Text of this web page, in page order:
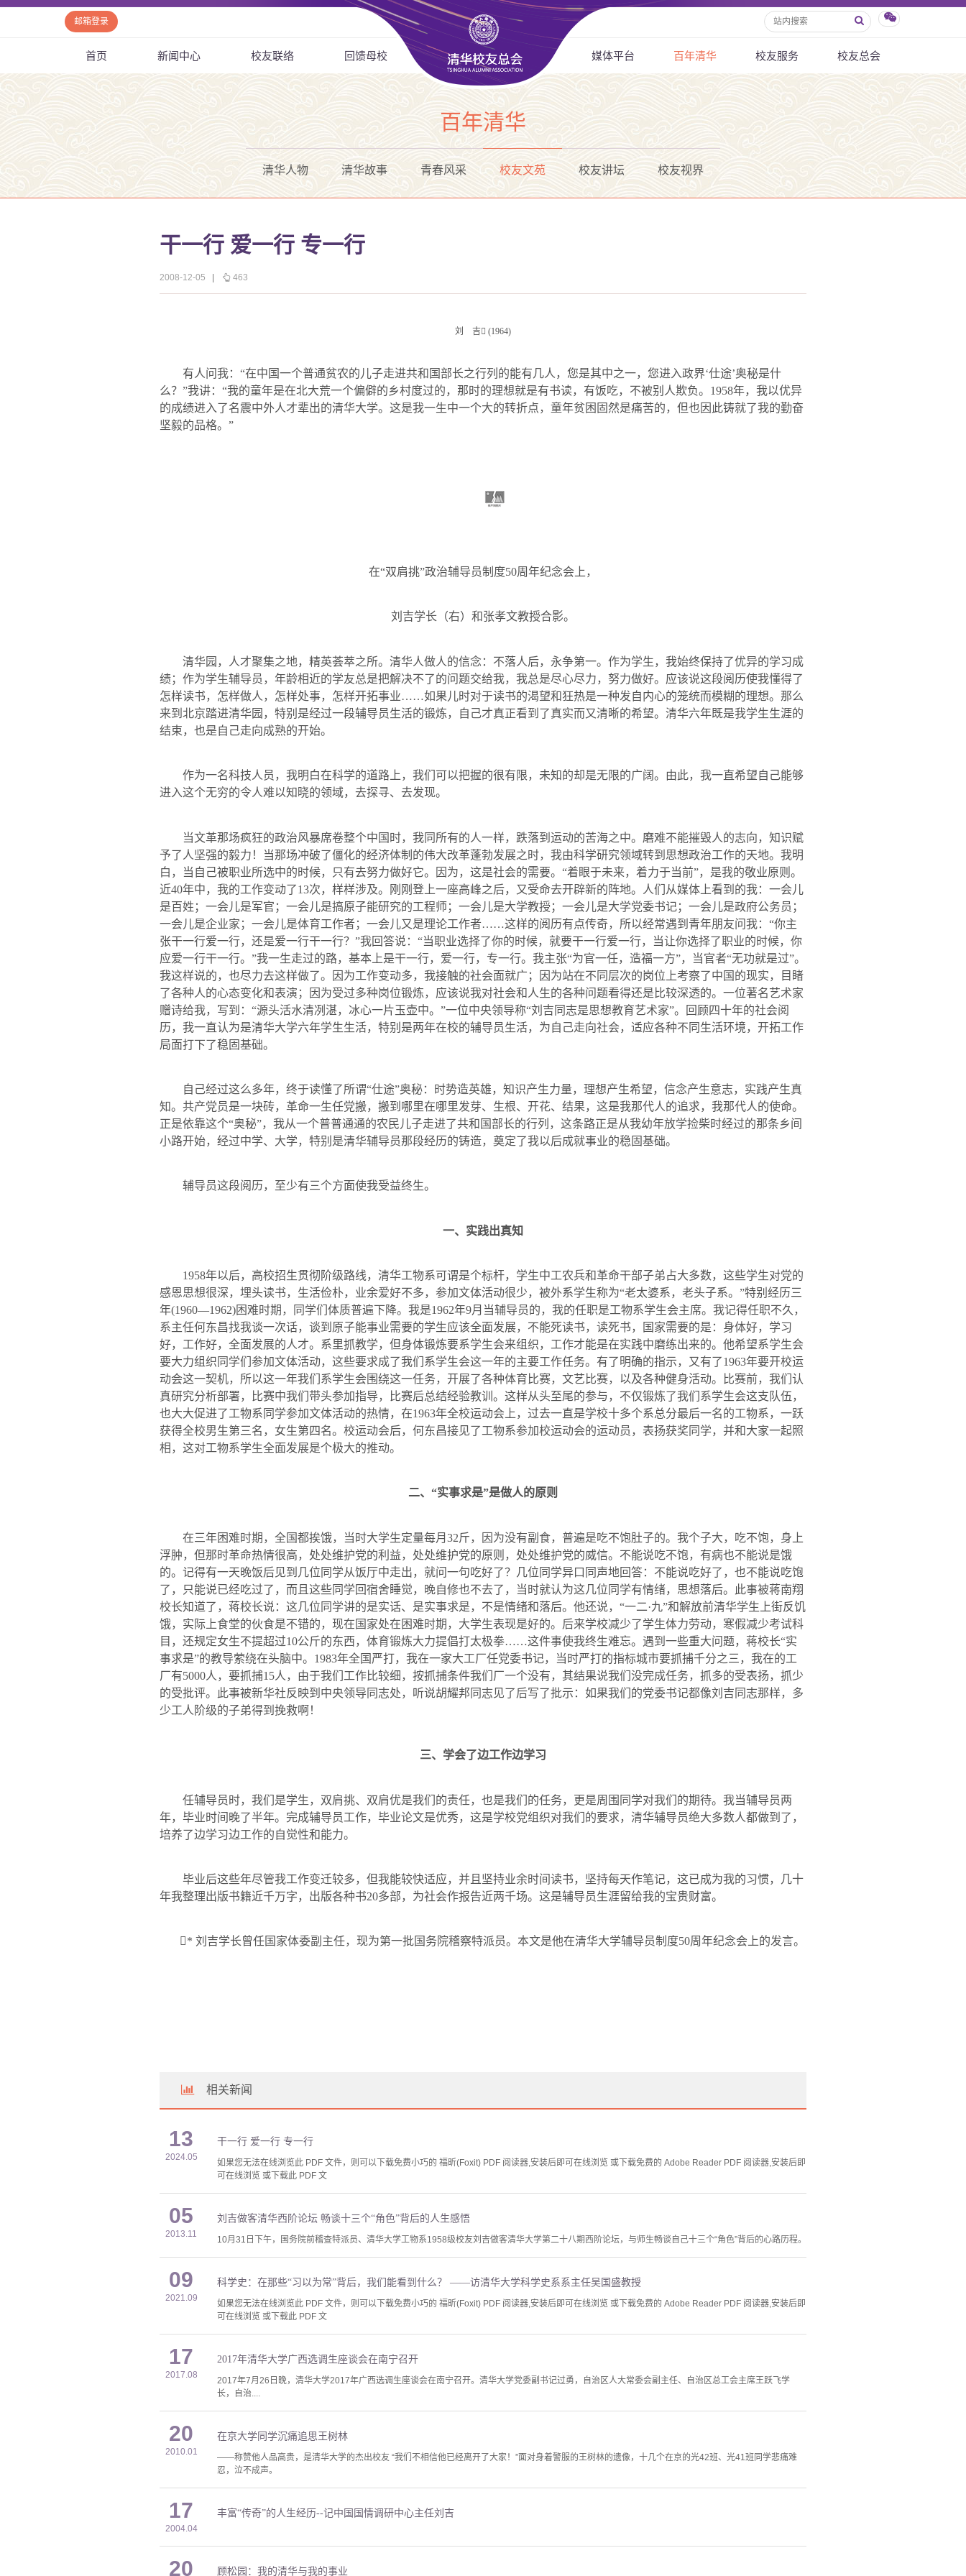
邮箱登录
首页 新闻中心 校友联络 回馈母校 媒体平台 百年清华 校友服务 校友总会
百年清华
清华人物 清华故事 青春风采 校友文苑 校友讲坛 校友视界
干一行 爱一行 专一行
2008-12-05 463
刘 吉 (1964)
有人问我：“在中国一个普通贫农的儿子走进共和国部长之行列的能有几人，您是其中之一，您进入政界‘仕途’奥秘是什
么？”我讲：“我的童年是在北大荒一个偏僻的乡村度过的，那时的理想就是有书读，有饭吃，不被别人欺负。 1958年，我以优异
的成绩进入了名震中外人才辈出的清华大学。这是我一生中一个大的转折点，童年贫困固然是痛苦的，但也因此铸就了我的勤奋
坚毅的品格。”
在“双肩挑”政治辅导员制度50周年纪念会上，
刘吉学长（右）和张孝文教授合影。
清华园，人才聚集之地，精英荟萃之所。清华人做人的信念：不落人后，永争第一。作为学生，我始终保持了优异的学习成
绩；作为学生辅导员，年龄相近的学友总是把解决不了的问题交给我，我总是尽心尽力，努力做好。应该说这段阅历使我懂得了
怎样读书，怎样做人，怎样处事，怎样开拓事业……如果儿时对于读书的渴望和狂热是一种发自内心的笼统而模糊的理想。那么
来到北京踏进清华园，特别是经过一段辅导员生活的锻炼，自己才真正看到了真实而又清晰的希望。清华六年既是我学生生涯的
结束，也是自己走向成熟的开始。
作为一名科技人员，我明白在科学的道路上，我们可以把握的很有限，未知的却是无限的广阔。由此，我一直希望自己能够
进入这个无穷的令人难以知晓的领域，去探寻、去发现。
当文革那场疯狂的政治风暴席卷整个中国时，我同所有的人一样，跌落到运动的苦海之中。磨难不能摧毁人的志向，知识赋
予了人坚强的毅力！当那场冲破了僵化的经济体制的伟大改革蓬勃发展之时，我由科学研究领域转到思想政治工作的天地。我明
白，当自己被职业所选中的时候，只有去努力做好它。因为，这是社会的需要。“着眼于未来，着力于当前”，是我的敬业原则。
近40年中，我的工作变动了13次，样样涉及。刚刚登上一座高峰之后，又受命去开辟新的阵地。人们从媒体上看到的我：一会儿
是百姓；一会儿是军官；一会儿是搞原子能研究的工程师；一会儿是大学教授；一会儿是大学党委书记；一会儿是政府公务员；
一会儿是企业家；一会儿是体育工作者；一会儿又是理论工作者……这样的阅历有点传奇，所以经常遇到青年朋友问我：“你主
张干一行爱一行，还是爱一行干一行？”我回答说：“当职业选择了你的时候，就要干一行爱一行，当让你选择了职业的时候，你
应爱一行干一行。”我一生走过的路，基本上是干一行，爱一行，专一行。我主张“为官一任，造福一方”，当官者“无功就是过”。
我这样说的，也尽力去这样做了。因为工作变动多，我接触的社会面就广；因为站在不同层次的岗位上考察了中国的现实，目睹
了各种人的心态变化和表演；因为受过多种岗位锻炼，应该说我对社会和人生的各种问题看得还是比较深透的。一位著名艺术家
赠诗给我，写到：“源头活水清冽湛，冰心一片玉壶中。”一位中央领导称“刘吉同志是思想教育艺术家”。回顾四十年的社会阅
历，我一直认为是清华大学六年学生生活，特别是两年在校的辅导员生活，为自己走向社会，适应各种不同生活环境，开拓工作
局面打下了稳固基础。
自己经过这么多年，终于读懂了所谓“仕途”奥秘：时势造英雄，知识产生力量，理想产生希望，信念产生意志，实践产生真
知。共产党员是一块砖，革命一生任党搬，搬到哪里在哪里发芽、生根、开花、结果，这是我那代人的追求，我那代人的使命。
正是依靠这个“奥秘”，我从一个普普通通的农民儿子走进了共和国部长的行列，这条路正是从我幼年放学捡柴时经过的那条乡间
小路开始，经过中学、大学，特别是清华辅导员那段经历的铸造，奠定了我以后成就事业的稳固基础。
辅导员这段阅历，至少有三个方面使我受益终生。
一、实践出真知
1958年以后，高校招生贯彻阶级路线，清华工物系可谓是个标杆，学生中工农兵和革命干部子弟占大多数，这些学生对党的
感恩思想很深，埋头读书，生活俭朴，业余爱好不多，参加文体活动很少，被外系学生称为“老太婆系，老头子系。”特别经历三
年(1960—1962)困难时期，同学们体质普遍下降。我是1962年9月当辅导员的，我的任职是工物系学生会主席。我记得任职不久，
系主任何东昌找我谈一次话，谈到原子能事业需要的学生应该全面发展，不能死读书，读死书，国家需要的是：身体好，学习
好，工作好，全面发展的人才。系里抓教学，但身体锻炼要系学生会来组织，工作才能是在实践中磨练出来的。他希望系学生会
要大力组织同学们参加文体活动，这些要求成了我们系学生会这一年的主要工作任务。有了明确的指示，又有了1963年要开校运
动会这一契机，所以这一年我们系学生会围绕这一任务，开展了各种体育比赛，文艺比赛，以及各种健身活动。比赛前，我们认
真研究分析部署，比赛中我们带头参加指导，比赛后总结经验教训。这样从头至尾的参与，不仅锻炼了我们系学生会这支队伍，
也大大促进了工物系同学参加文体活动的热情，在1963年全校运动会上，过去一直是学校十多个系总分最后一名的工物系，一跃
获得全校男生第三名，女生第四名。校运动会后，何东昌接见了工物系参加校运动会的运动员，表扬获奖同学，并和大家一起照
相，这对工物系学生全面发展是个极大的推动。
二、“实事求是”是做人的原则
在三年困难时期，全国都挨饿，当时大学生定量每月 32斤，因为没有副食，普遍是吃不饱肚子的。我个子大，吃不饱，身上
浮肿，但那时革命热情很高，处处维护党的利益，处处维护党的原则，处处维护党的威信。不能说吃不饱，有病也不能说是饿
的。记得有一天晚饭后见到几位同学从饭厅中走出，就问一句吃好了？几位同学异口同声地回答：不能说吃好了，也不能说吃饱
了，只能说已经吃过了，而且这些同学回宿舍睡觉，晚自修也不去了，当时就认为这几位同学有情绪，思想落后。此事被蒋南翔
校长知道了，蒋校长说：这几位同学讲的是实话、是实事求是，不是情绪和落后。他还说，“一二·九”和解放前清华学生上街反饥
饿，实际上食堂的伙食是不错的，现在国家处在困难时期，大学生表现是好的。后来学校减少了学生体力劳动，寒假减少考试科
目，还规定女生不提超过10公斤的东西，体育锻炼大力提倡打太极拳……这件事使我终生难忘。遇到一些重大问题，蒋校长“实
事求是”的教导萦绕在头脑中。 1983年全国严打，我在一家大工厂任党委书记，当时严打的指标城市要抓捕千分之三，我在的工
厂有5000人，要抓捕15人，由于我们工作比较细，按抓捕条件我们厂一个没有，其结果说我们没完成任务，抓多的受表扬，抓少
的受批评。此事被新华社反映到中央领导同志处，听说胡耀邦同志见了后写了批示：如果我们的党委书记都像刘吉同志那样，多
少工人阶级的子弟得到挽救啊！
三、学会了边工作边学习
任辅导员时，我们是学生，双肩挑、双肩优是我们的责任，也是我们的任务，更是周围同学对我们的期待。我当辅导员两
年，毕业时间晚了半年。完成辅导员工作，毕业论文是优秀，这是学校党组织对我们的要求，清华辅导员绝大多数人都做到了，
培养了边学习边工作的自觉性和能力。
毕业后这些年尽管我工作变迁较多，但我能较快适应，并且坚持业余时间读书，坚持每天作笔记，这已成为我的习惯，几十
年我整理出版书籍近千万字，出版各种书20多部，为社会作报告近两千场。这是辅导员生涯留给我的宝贵财富。
* 刘吉学长曾任国家体委副主任，现为第一批国务院稽察特派员。本文是他在清华大学辅导员制度50周年纪念会上的发言。
相关新闻
13
2024.05
干一行 爱一行 专一行
如果您无法在线浏览此 PDF 文件，则可以下载免费小巧的 福昕(Foxit) PDF 阅读器,安装后即可在线浏览 或下载免费的 Adobe Reader PDF 阅读器,安装后即
可在线浏览 或下载此 PDF 文
05
2013.11
刘吉做客清华西阶论坛 畅谈十三个“角色”背后的人生感悟
10月31日下午，国务院前稽查特派员、清华大学工物系1958级校友刘吉做客清华大学第二十八期西阶论坛，与师生畅谈自己十三个“角色”背后的心路历程。
09
2021.09
科学史：在那些“习以为常”背后，我们能看到什么？ ——访清华大学科学史系系主任吴国盛教授
如果您无法在线浏览此 PDF 文件，则可以下载免费小巧的 福昕(Foxit) PDF 阅读器,安装后即可在线浏览 或下载免费的 Adobe Reader PDF 阅读器,安装后即
可在线浏览 或下载此 PDF 文
17
2017.08
2017年清华大学广西选调生座谈会在南宁召开
2017年7月26日晚，清华大学2017年广西选调生座谈会在南宁召开。清华大学党委副书记过勇，自治区人大常委会副主任、自治区总工会主席王跃飞学
长，自治....
20
2010.01
在京大学同学沉痛追思王树林
——称赞他人品高贵，是清华大学的杰出校友 “我们不相信他已经离开了大家！”面对身着警服的王树林的遗像，十几个在京的光42班、光41班同学悲痛难
忍，泣不成声。
17
2004.04
丰富“传奇”的人生经历--记中国国情调研中心主任刘吉
20 顾松园：我的清华与我的事业